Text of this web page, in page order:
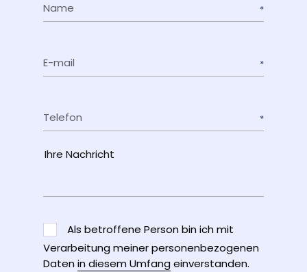
Name
E-mail
Telefon
Als betroffene Person bin ich mit
Verarbeitung meiner personenbezogenen
Datenin diesem Umfangeinverstanden.